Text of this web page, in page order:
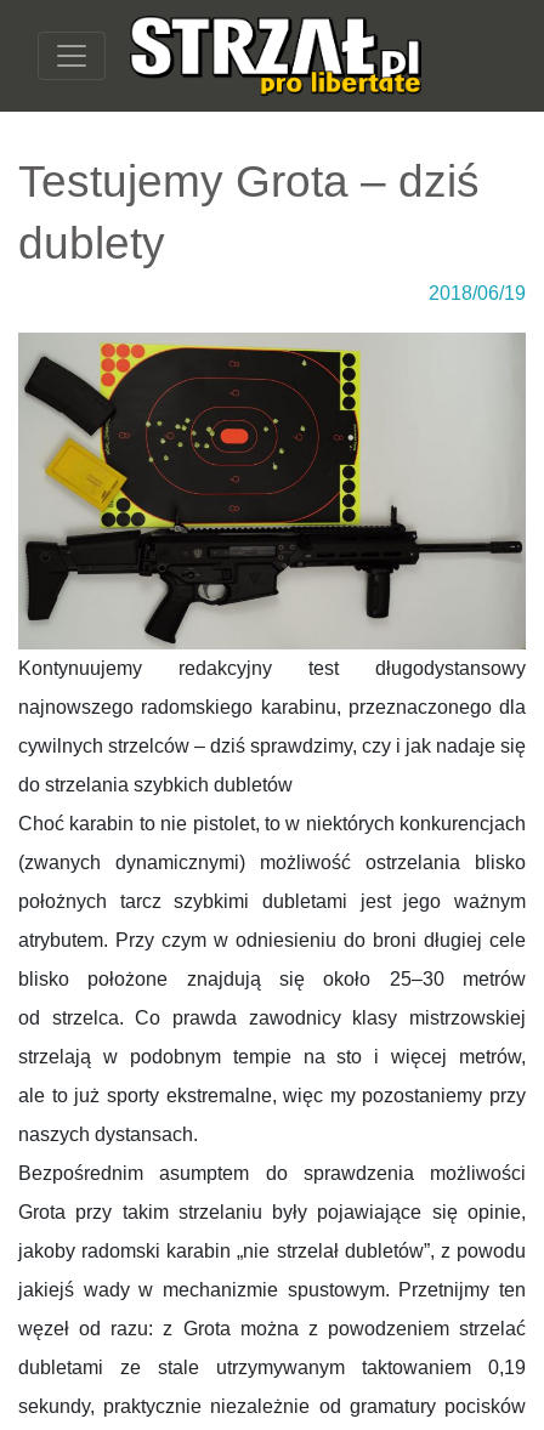
Testujemy Grota – dziś
dublety
2018/06/19
Kontynuujemy redakcyjny test długodystansowy
najnowszego radomskiego karabinu, przeznaczonego dla
cywilnych strzelców – dziś sprawdzimy, czy i jak nadaje się
do strzelania szybkich dubletów
Choć karabin to nie pistolet, to w niektórych konkurencjach
(zwanych dynamicznymi) możliwość ostrzelania blisko
położnych tarcz szybkimi dubletami jest jego ważnym
atrybutem. Przy czym w odniesieniu do broni długiej cele
blisko położone znajdują się około 25–30 metrów
od strzelca. Co prawda zawodnicy klasy mistrzowskiej
strzelają w podobnym tempie na sto i więcej metrów,
ale to już sporty ekstremalne, więc my pozostaniemy przy
naszych dystansach.
Bezpośrednim asumptem do sprawdzenia możliwości
Grota przy takim strzelaniu były pojawiające się opinie,
jakoby radomski karabin „nie strzelał dubletów”, z powodu
jakiejś wady w mechanizmie spustowym. Przetnijmy ten
węzeł od razu: z Grota można z powodzeniem strzelać
dubletami ze stale utrzymywanym taktowaniem 0,19
sekundy, praktycznie niezależnie od gramatury pocisków